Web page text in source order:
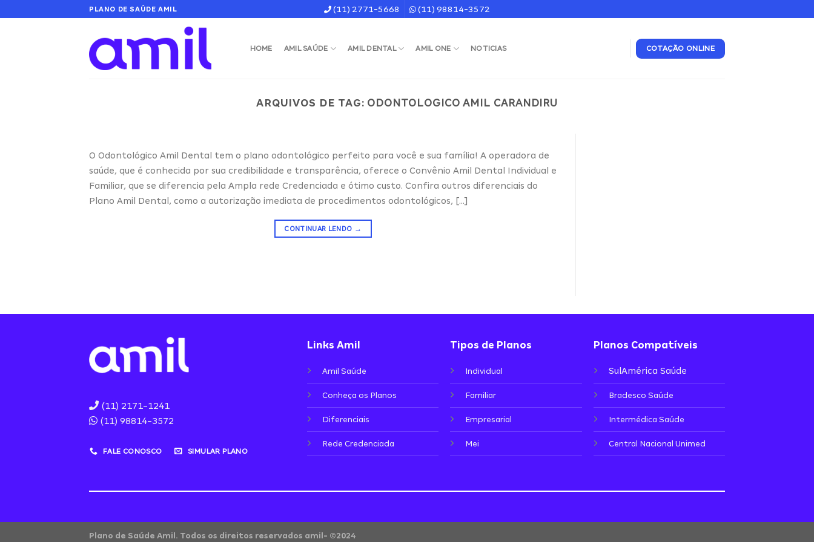
PLANO DE SAÚDE AMIL (11) 2771-5668 (11) 98814-3572
HOME AMIL SAÚDE AMIL DENTAL AMIL ONE NOTICIAS COTAÇÃO ONLINE
ARQUIVOS DE TAG: ODONTOLOGICO AMIL CARANDIRU
O Odontológico Amil Dental tem o plano odontológico perfeito para você e sua família! A operadora de
saúde, que é conhecida por sua credibilidade e transparência, oferece o Convênio Amil Dental Individual e
Familiar, que se diferencia pela Ampla rede Credenciada e ótimo custo. Confira outros diferenciais do
Plano Amil Dental, como a autorização imediata de procedimentos odontológicos, […]
CONTINUAR LENDO →
(11) 2171-1241
(11) 98814-3572
FALE CONOSCO SIMULAR PLANO
Links Amil
Amil Saúde
Conheça os Planos
Diferenciais
Rede Credenciada
Tipos de Planos
Individual
Familiar
Empresarial
Mei
Planos Compatíveis
SulAmérica Saúde
Bradesco Saúde
Intermédica Saúde
Central Nacional Unimed
Plano de Saúde Amil. Todos os direitos reservados amil- ©2024